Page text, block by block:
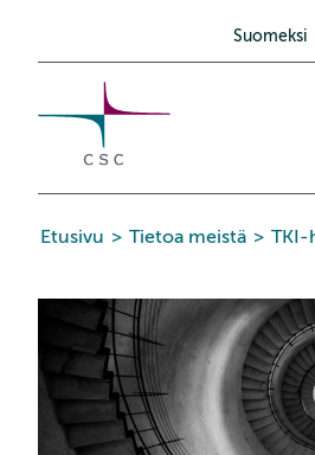
Suomeksi
Etusivu > Tietoa meistä > TKI-